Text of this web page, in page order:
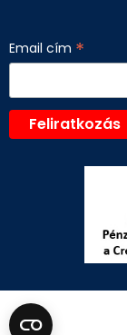
Email cím *